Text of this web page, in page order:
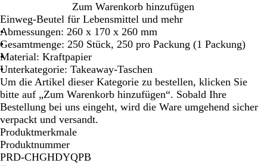
e
i
ß
Zum Warenkorb hinzufügen
Einweg-Beutel für Lebensmittel und mehr
Abmessungen: 260 x 170 x 260 mm
Gesamtmenge: 250 Stück, 250 pro Packung (1 Packung)
Material: Kraftpapier
Unterkategorie: Takeaway-Taschen
Um die Artikel dieser Kategorie zu bestellen, klicken Sie
bitte auf „Zum Warenkorb hinzufügen“. Sobald Ihre
Bestellung bei uns eingeht, wird die Ware umgehend sicher
verpackt und versandt.
Produktmerkmale
Produktnummer
PRD-CHGHDYQPB